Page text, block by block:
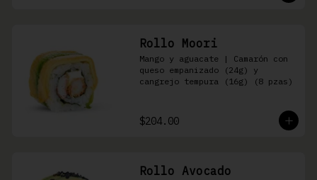
Rollo Moori
Mango y aguacate | Camarón con
queso empanizado (24g) y
cangrejo tempura (16g) (8 pzas)
$204.00
Rollo Avocado